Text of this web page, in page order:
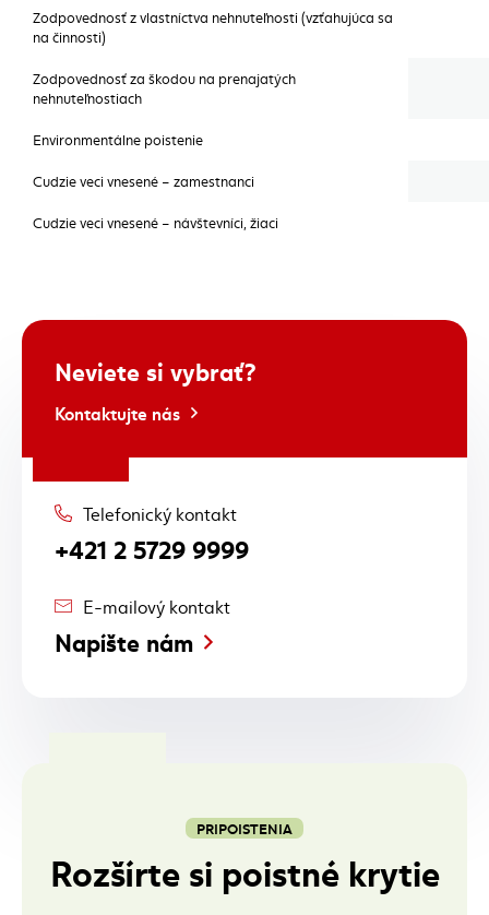
Zodpovednosť z vlastníctva nehnuteľnosti (vzťahujúca sa
na činnosti)
Zodpovednosť za škodou na prenajatých
nehnuteľnostiach
Environmentálne poistenie
Cudzie veci vnesené – zamestnanci
Cudzie veci vnesené – návštevníci, žiaci
Neviete si vybrať?
Kontaktujte nás
Telefonický kontakt
+421 2 5729 9999
E-mailový kontakt
Napíšte nám
PRIPOISTENIA
Rozšírte si poistné krytie